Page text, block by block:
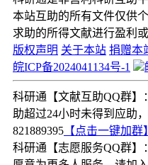
本站互助的所有文件仅供
求助的所得文献进行盈利
版权声明 关于本站 捐赠本
皖ICP备2024041134号-1
科研通【文献互助QQ群
助超过24小时未得到应助
821889395 【点击一键加群】
科研通【志愿服务QQ群